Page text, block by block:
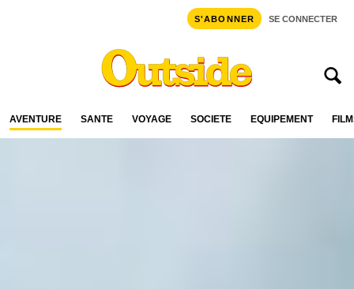
S'ABONNER SE CONNECTER
AVENTURE SANTÉ VOYAGE SOCIÉTÉ ÉQUIPEMENT